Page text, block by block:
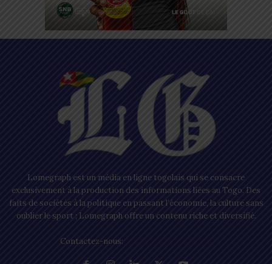
Lomegraph est un média en ligne togolais qui se consacre
exclusivement à la production des informations liées au Togo. Des
faits de sociétés à la politique en passant l’économie, la culture sans
oublier le sport ; Lomegraph offre un contenu riche et diversifié.
Contactez-nous: